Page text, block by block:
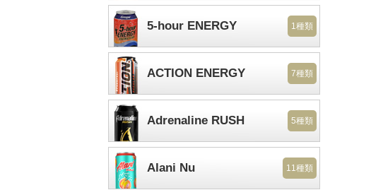
5-hour ENERGY 1種類
ACTION ENERGY 7種類
Adrenaline RUSH 5種類
Alani Nu 11種類